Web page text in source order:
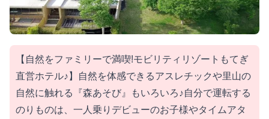
【自然をファミリーで満喫!モビリティリゾートもてぎ
直営ホテル♪】自然を体感できるアスレチックや里山の
自然に触れる『森あそび』もいろいろ♪自分で運転する
のりものは、一人乗りデビューのお子様やタイムアタ